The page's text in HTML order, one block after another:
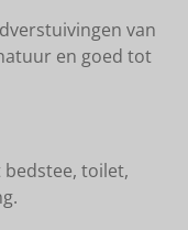
van
en goed tot
bedstee, toilet,